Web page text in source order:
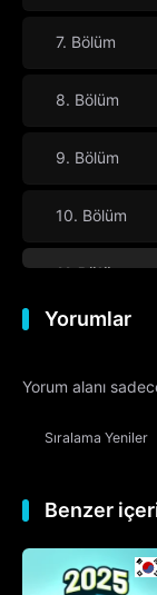
7. Bölüm
8. Bölüm
9. Bölüm
10. Bölüm
11. Bölüm
12. Bölüm
Yorumlar
Yorum alanı
Sıralama Yeniler
Benzer